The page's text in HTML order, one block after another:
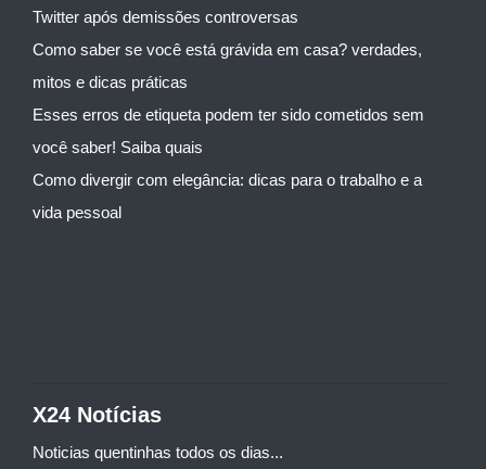
Twitter após demissões controversas
Como saber se você está grávida em casa? verdades,
mitos e dicas práticas
Esses erros de etiqueta podem ter sido cometidos sem
você saber! Saiba quais
Como divergir com elegância: dicas para o trabalho e a
vida pessoal
X24 Notícias
Noticias quentinhas todos os dias...